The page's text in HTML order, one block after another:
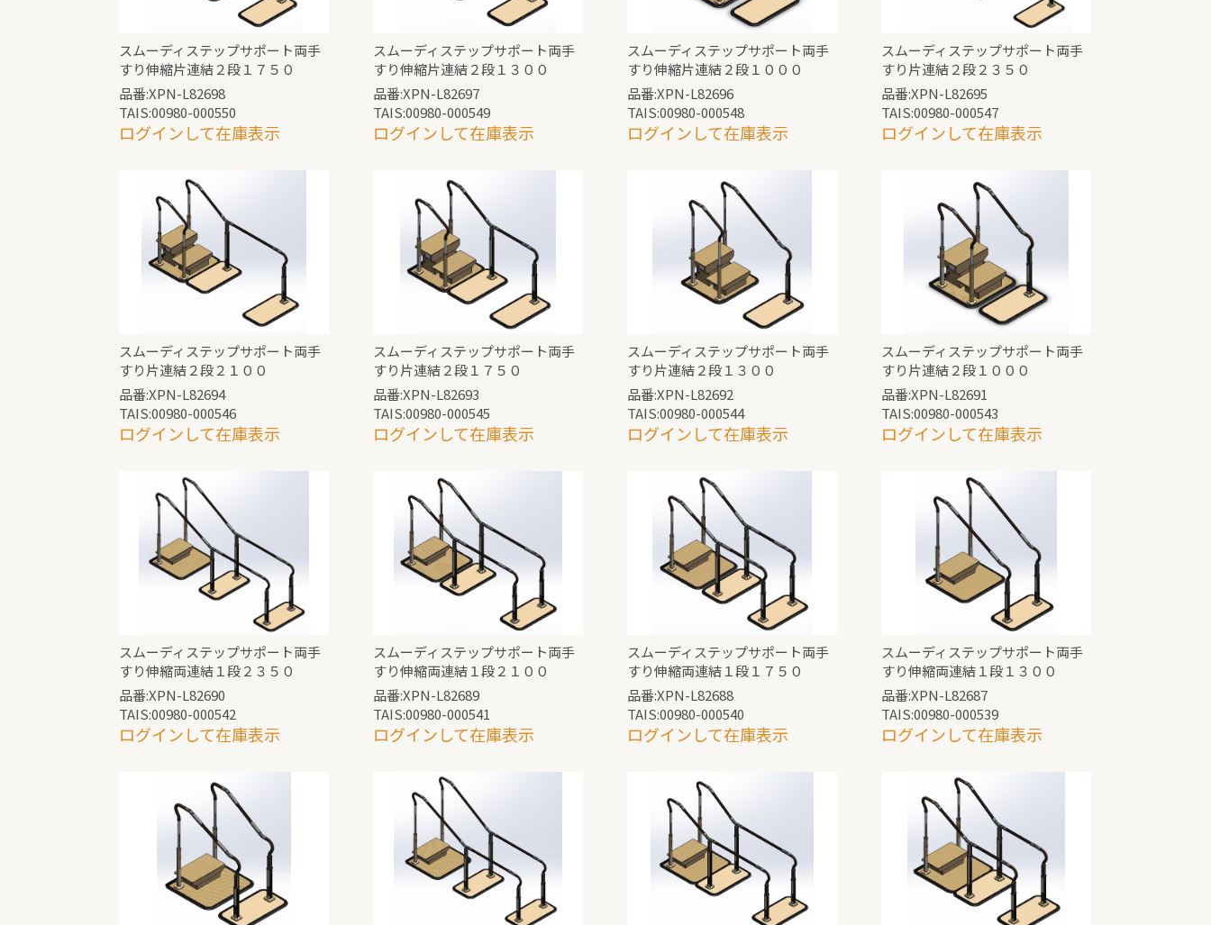
スムーディステップサポート両手
すり伸縮片連結２段１７５０
品番:XPN-L82698
TAIS:00980-000550
ログインして在庫表示
スムーディステップサポート両手
すり伸縮片連結２段１３００
品番:XPN-L82697
TAIS:00980-000549
ログインして在庫表示
スムーディステップサポート両手
すり伸縮片連結２段１０００
品番:XPN-L82696
TAIS:00980-000548
ログインして在庫表示
スムーディステップサポート両手
すり片連結２段２３５０
品番:XPN-L82695
TAIS:00980-000547
ログインして在庫表示
スムーディステップサポート両手
すり片連結２段２１００
品番:XPN-L82694
TAIS:00980-000546
ログインして在庫表示
スムーディステップサポート両手
すり片連結２段１７５０
品番:XPN-L82693
TAIS:00980-000545
ログインして在庫表示
スムーディステップサポート両手
すり片連結２段１３００
品番:XPN-L82692
TAIS:00980-000544
ログインして在庫表示
スムーディステップサポート両手
すり片連結２段１０００
品番:XPN-L82691
TAIS:00980-000543
ログインして在庫表示
スムーディステップサポート両手
すり伸縮両連結１段２３５０
品番:XPN-L82690
TAIS:00980-000542
ログインして在庫表示
スムーディステップサポート両手
すり伸縮両連結１段２１００
品番:XPN-L82689
TAIS:00980-000541
ログインして在庫表示
スムーディステップサポート両手
すり伸縮両連結１段１７５０
品番:XPN-L82688
TAIS:00980-000540
ログインして在庫表示
スムーディステップサポート両手
すり伸縮両連結１段１３００
品番:XPN-L82687
TAIS:00980-000539
ログインして在庫表示